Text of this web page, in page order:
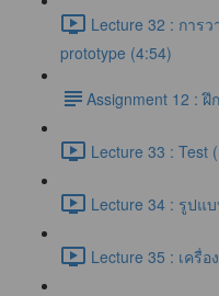
Lecture 32 : การ
prototype (4:54)
​Assignment 12 :
Lecture 33 : Test
Lecture 34 : รูปแ
Lecture 35 : เครื่